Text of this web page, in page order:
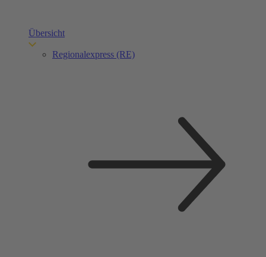
Übersicht
Regionalexpress (RE)